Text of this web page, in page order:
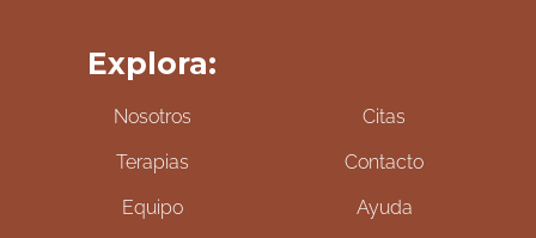
Explora:
Nosotros
Terapias
Equipo
Citas
Contacto
Ayuda